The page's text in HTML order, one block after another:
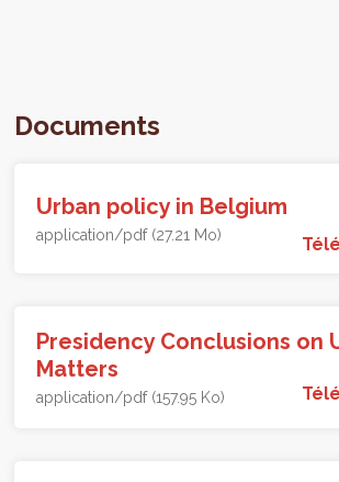
Documents
Urban policy in Belgium
application/pdf (27.21 Mo)
Presidency Conclusions on
Matters
application/pdf (157.95 Ko)